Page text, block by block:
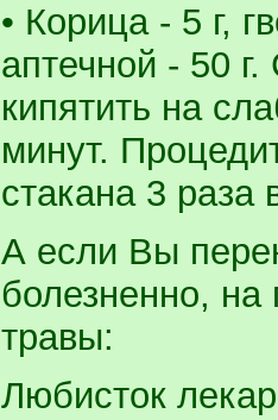
• Корица - 5 г,
аптечной - 50
кипятить на
минут.
стакана 3 раза
А если Вы
болезненно,
травы:
Любисток